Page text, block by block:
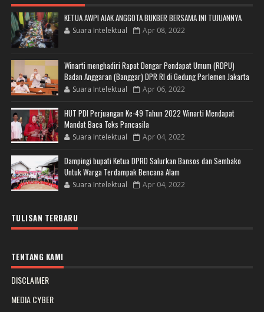
KETUA AWPI AJAK ANGGOTA BUKBER BERSAMA INI TUJUANNYA
Suara Intelektual Apr 08, 2022
Winarti menghadiri Rapat Dengar Pendapat Umum (RDPU)
Badan Anggaran (Banggar) DPR RI di Gedung Parlemen Jakarta
Suara Intelektual Apr 06, 2022
HUT PDI Perjuangan Ke-49 Tahun 2022 Winarti Mendapat
Mandat Baca Teks Pancasila
Suara Intelektual Apr 04, 2022
Dampingi bupati Ketua DPRD Salurkan Bansos dan Sembako
Untuk Warga Terdampak Bencana Alam
Suara Intelektual Apr 04, 2022
TULISAN TERBARU
TENTANG KAMI
DISCLAIMER
MEDIA CYBER